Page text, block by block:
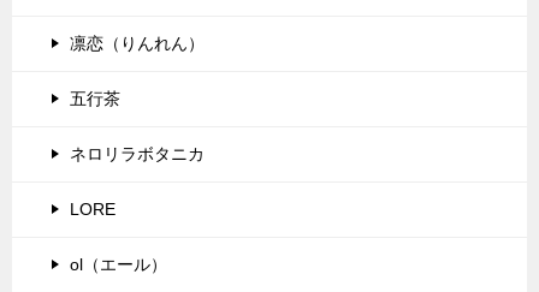
凛恋（りんれん）
五行茶
ネロリラボタニカ
LORE
ol（エール）